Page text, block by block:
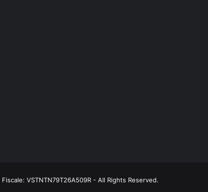
VSTNTN79T26A509R - All Rights Reserved.